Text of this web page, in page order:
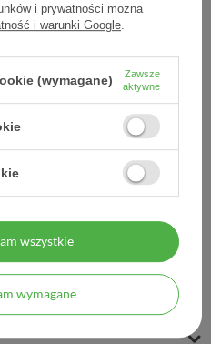
LIPIDRO
nawil.20ml
zł
/ szt.
i prywatności można
i warunki Google
(wymagane)
Zawsze
aktywne
wymagane
wszystkie